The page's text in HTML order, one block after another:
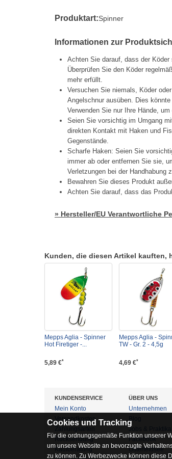
Produktart:Spinner
Informationen zur
Achten Sie darauf, dass der
Überprüfen Sie den Köder
mehr erfüllt.
Versuchen Sie niemals, Köder
Angelschnur ausüben. Dies
Verwenden Sie nur Ihre Hände,
Seien Sie vorsichtig im Umgang
direkten Kontakt mit Haken und
Gegenstände.
Scharfe Haken: Seien Sie
immer ab oder entfernen Sie sie,
Verletzungen bei der Handhabung
Bewahren Sie dieses Produkt
Achten Sie darauf, dass das
» Hersteller/EU Verantwortliche
Kunden, die diesen Artikel kauften,
Mepps Aglia - Spinner
Hot Firetiger -...
5,89 €*
Mepps Aglia -
TW - Gr. 2 - 4,5g
4,69 €*
KUNDENSERVICE
Mein Konto
Versandkosten
Rücksendung
Kaufberatung
ÜBER UNS
Unternehmen
Jobs & Praktika
Facebook
Osterfeldsee
Cookies und Tracking
Für die ordnungsgemäße Funktion unserer
um unsere Website an bevorzugte
zu können. Zu Werbezwecke können diese